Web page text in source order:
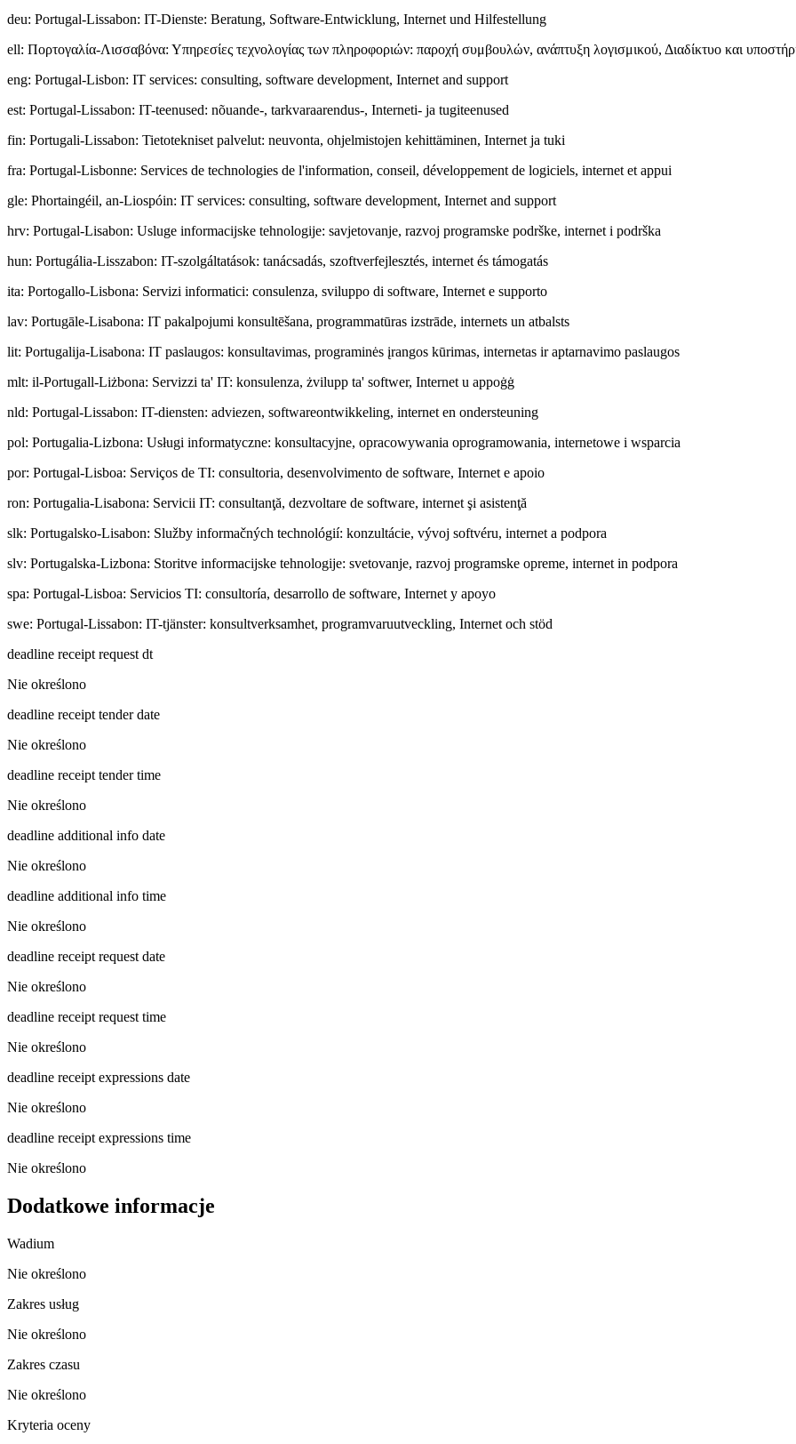
deu: Portugal-Lissabon: IT-Dienste: Beratung, Software-Entwicklung, Internet und Hilfestellung
ell: Πορτογαλία-Λισσαβόνα: Υπηρεσίες τεχνολογίας των πληροφοριών: παροχή συμβουλών, ανάπτυξη λογισμικού, Διαδίκτυο και
eng: Portugal-Lisbon: IT services: consulting, software development, Internet and support
est: Portugal-Lissabon: IT-teenused: nõuande-, tarkvaraarendus-, Interneti- ja tugiteenused
fin: Portugali-Lissabon: Tietotekniset palvelut: neuvonta, ohjelmistojen kehittäminen, Internet ja tuki
fra: Portugal-Lisbonne: Services de technologies de l'information, conseil, développement de logiciels, internet et appui
gle: Phortaingéil, an-Liospóin: IT services: consulting, software development, Internet and support
hrv: Portugal-Lisabon: Usluge informacijske tehnologije: savjetovanje, razvoj programske podrške, internet i podrška
hun: Portugália-Lisszabon: IT-szolgáltatások: tanácsadás, szoftverfejlesztés, internet és támogatás
ita: Portogallo-Lisbona: Servizi informatici: consulenza, sviluppo di software, Internet e supporto
lav: Portugāle-Lisabona: IT pakalpojumi konsultēšana, programmatūras izstrāde, internets un atbalsts
lit: Portugalija-Lisabona: IT paslaugos: konsultavimas, programinės įrangos kūrimas, internetas ir aptarnavimo paslaugos
mlt: il-Portugall-Liżbona: Servizzi ta' IT: konsulenza, żvilupp ta' softwer, Internet u appoġġ
nld: Portugal-Lissabon: IT-diensten: adviezen, softwareontwikkeling, internet en ondersteuning
pol: Portugalia-Lizbona: Usługi informatyczne: konsultacyjne, opracowywania oprogramowania, internetowe i wsparcia
por: Portugal-Lisboa: Serviços de TI: consultoria, desenvolvimento de software, Internet e apoio
ron: Portugalia-Lisabona: Servicii IT: consultanţă, dezvoltare de software, internet şi asistenţă
slk: Portugalsko-Lisabon: Služby informačných technológií: konzultácie, vývoj softvéru, internet a podpora
slv: Portugalska-Lizbona: Storitve informacijske tehnologije: svetovanje, razvoj programske opreme, internet in podpora
spa: Portugal-Lisboa: Servicios TI: consultoría, desarrollo de software, Internet y apoyo
swe: Portugal-Lissabon: IT-tjänster: konsultverksamhet, programvaruutveckling, Internet och stöd
deadline receipt request dt
Nie określono
deadline receipt tender date
Nie określono
deadline receipt tender time
Nie określono
deadline additional info date
Nie określono
deadline additional info time
Nie określono
deadline receipt request date
Nie określono
deadline receipt request time
Nie określono
deadline receipt expressions date
Nie określono
deadline receipt expressions time
Nie określono
Dodatkowe informacje
Wadium
Nie określono
Zakres usług
Nie określono
Zakres czasu
Nie określono
Kryteria oceny